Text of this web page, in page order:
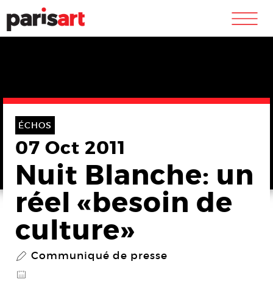
m
ÉCHOS
07 Oct 2011
Nuit Blanche: un
réel «besoin de
culture»
P Communiqué de presse
@